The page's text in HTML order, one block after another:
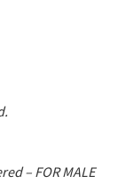
– FOR MALE